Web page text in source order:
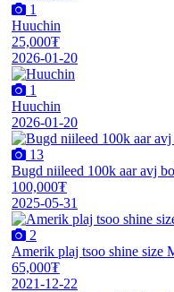
1
Huuchin
25,000₮
2026-01-20
1
Huuchin
2026-01-20
13
Bugd niileed 100k aar avj
100,000₮
2025-05-31
2
Amerik plaj tsoo shine size
65,000₮
2021-12-22